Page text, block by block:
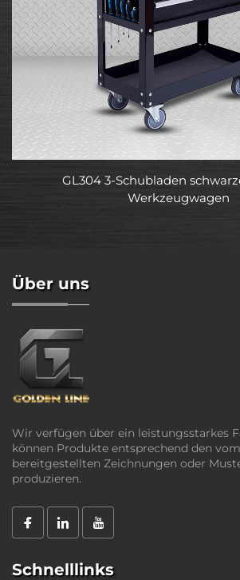
GL304 3-Schubladen
Werkzeugwagen
Über uns
Wir verfügen über ein leistungsstarkes
können Produkte entsprechend den
bereitgestellten Zeichnungen oder
produzieren.
Schnelllinks